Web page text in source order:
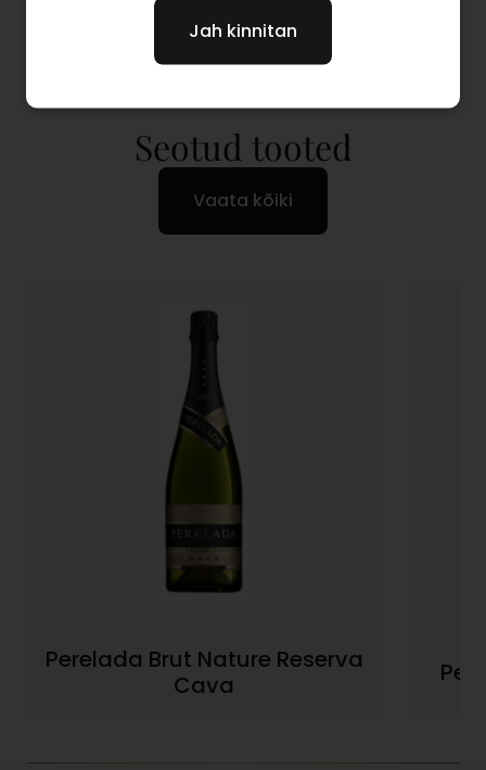
Seotud tooted
Vaata kõiki
Perelada Brut Nature Reserva
Cava
Jah kinnitan